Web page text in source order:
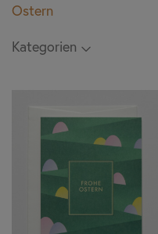
Ostern
Kategorien